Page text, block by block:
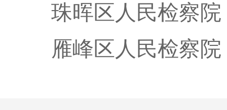
珠晖区人民检察院
雁峰区人民检察院